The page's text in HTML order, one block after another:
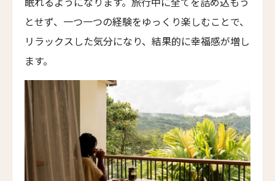
Younch Hotel Xi'an
ホテル長楽館
Hotel Chourakukan
Fauchon L’Hotel Kyoto
ホテル・エクラ・北京
Hotel Éclat Beijing
イントゥ・ホテル・チビ
INTO Hotel Chibi
とせず、一つ一つの経験をゆっくり楽しむことで、
リラックスした気分になり、結果的に幸福感が増し
ます。